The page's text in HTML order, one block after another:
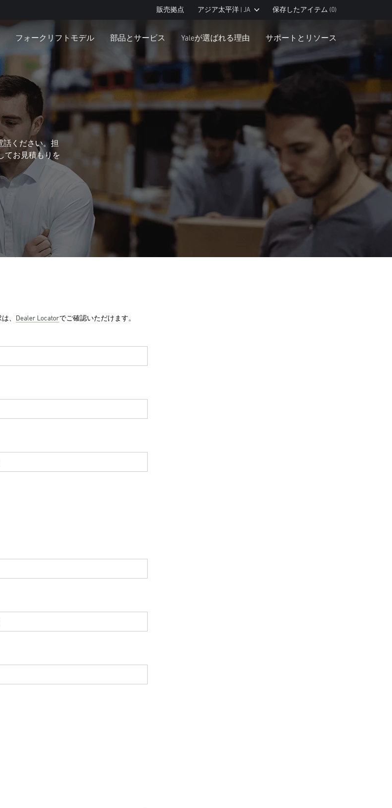
販売拠点 アジア太平洋 | JA 保存したアイテム (0)
フォークリフトモデル 部品とサービス Yaleが選ばれる理由 サポートとリソース
話ください。担
てお見積もりを
、 Dealer Locatorでご確認いただけます。